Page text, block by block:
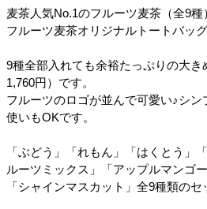
麦茶人気No.1のフルーツ麦茶（全9種
フルーツ麦茶オリジナルトートバッ
9種全部入れても余裕たっぷりの大き
1,760円）です。
フルーツのロゴが並んで可愛い♪シ
使いもOKです。
「ぶどう」「れもん」「はくとう」
ルーツミックス」「アップルマンゴ
「シャインマスカット」全9種類のセ